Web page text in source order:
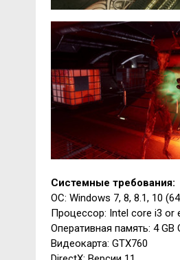
Системные требования:
ОС: Windows 7, 8, 8.1, 10
Процессор: Intel core i3 or
Оперативная память: 4 GB
Видеокарта: GTX760